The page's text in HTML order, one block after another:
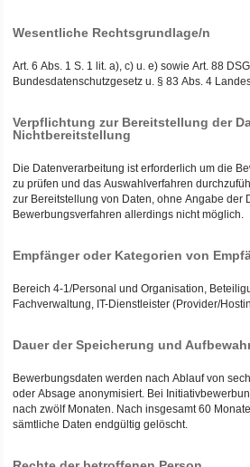
Wesentliche Rechtsgrundlage/n
Art. 6 Abs. 1 S. 1 lit. a), c) u. e) sowie Art. 88
Bundesdatenschutzgesetz u. § 83 Abs. 4
Verpflichtung zur Bereitstellung der
Nichtbereitstellung
Die Datenverarbeitung ist erforderlich um die
zu prüfen und das Auswahlverfahren
zur Bereitstellung von Daten, ohne Angabe der
Bewerbungsverfahren allerdings nicht möglich.
Empfänger oder Kategorien von
Bereich 4-1/Personal und Organisation,
Fachverwaltung, IT-Dienstleister (Provider/
Dauer der Speicherung und
Bewerbungsdaten werden nach Ablauf von
oder Absage anonymisiert. Bei
nach zwölf Monaten. Nach insgesamt 60
sämtliche Daten endgültig gelöscht.